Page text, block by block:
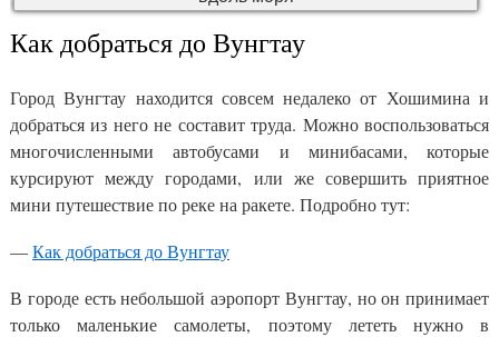
Как добраться до Вунгтау
Город Вунгтау находится совсем недалеко от Хошимина и
добраться из него не составит труда. Можно воспользоваться
многочисленными автобусами и минибасами, которые
курсируют между городами, или же совершить приятное
мини путешествие по реке на ракете. Подробно тут:
—Как добраться до Вунгтау
В городе есть небольшой аэропорт Вунгтау, но он принимает
только маленькие самолеты, поэтому лететь нужно в